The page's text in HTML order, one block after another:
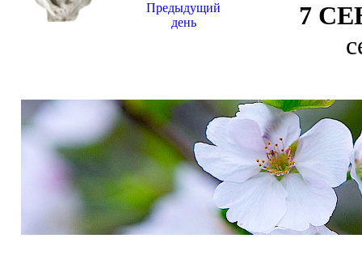
Предыдущий
день
7